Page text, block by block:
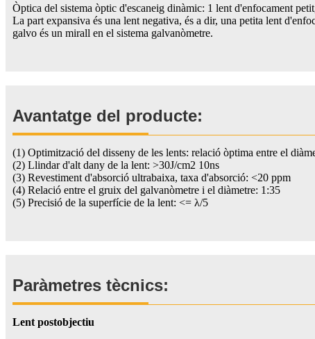
Òptica del sistema òptic d'escaneig dinàmic: 1 lent d'enfocament
La part expansiva és una lent negativa, és a dir, una petita lent
galvo és un mirall en el sistema galvanòmetre.
Avantatge del producte:
(1) Optimització del disseny de les lents: relació òptima entre el
(2) Llindar d'alt dany de la lent: >30J/cm2 10ns
(3) Revestiment d'absorció ultrabaixa, taxa d'absorció: <20 ppm
(4) Relació entre el gruix del galvanòmetre i el diàmetre: 1:35
(5) Precisió de la superfície de la lent: <= λ/5
Paràmetres tècnics:
Lent postobjectiu